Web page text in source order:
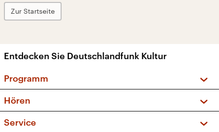
Zur Startseite
Entdecken Sie Deutschlandfunk Kultur
Programm
Sendungen und Podcasts
Musikliste
Hören
Service